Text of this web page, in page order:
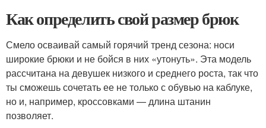
Как определить свой размер брюк
Смело осваивай самый горячий тренд сезона: носи
широкие брюки и не бойся в них «утонуть». Эта модель
рассчитана на девушек низкого и среднего роста, так что
ты сможешь сочетать ее не только с обувью на каблуке,
но и, например, кроссовками — длина штанин
позволяет.